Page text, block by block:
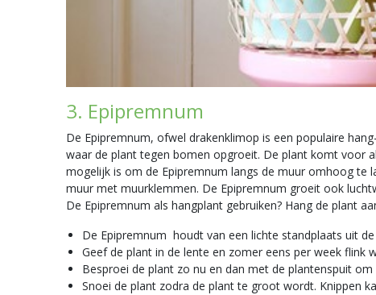
3. Epipremnum
De Epipremnum, ofwel drakenklimop is een populaire
waar de plant tegen bomen opgroeit. De plant komt voor
mogelijk is om de Epipremnum langs de muur omhoog te
muur met muurklemmen. De Epipremnum groeit ook
De Epipremnum als hangplant gebruiken? Hang de plant
De Epipremnum houdt van een lichte standplaats uit
Geef de plant in de lente en zomer eens per week
Besproei de plant zo nu en dan met de plantenspuit
Snoei de plant zodra de plant te groot wordt. Knippen